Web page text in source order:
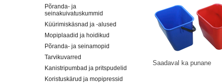
Põranda- ja
seinakuivatuskummid
Küürimiskäsnad ja -alused
Mopiplaadid ja hoidikud
Põranda- ja seinamopid
Tarvikuvarred
Kanistripumbad ja pritspudelid
Koristuskärud ja mopipressid
Saadaval ka punane